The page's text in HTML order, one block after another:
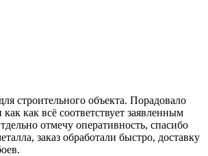
строительного объекта. Порадовало
как всё соответствует заявленным
отмечу оперативность, спасибо
заказ обработали быстро, доставку